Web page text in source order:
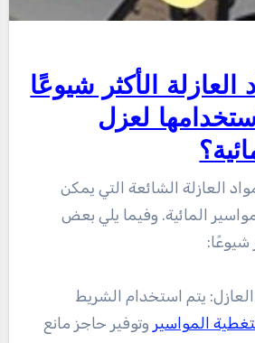
العازلة الأكثر شيوعًا
لعزل
العازلة الشائعة التي يمكن
المائية. وفيما يلي بعض
شيوعًا:
يتم استخدام الشريط
المواسير وتوفير حاجز مانع